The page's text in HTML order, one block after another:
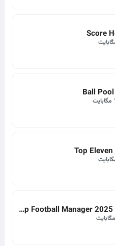
مربی برتر فوتبال Top Football Manager 2025